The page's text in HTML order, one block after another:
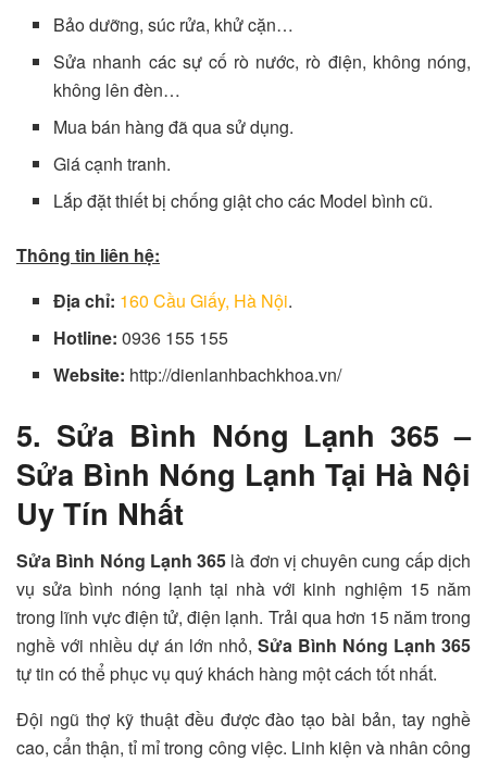
Bảo dưỡng, súc rửa, khử cặn…
Sửa nhanh các sự cố rò nước, rò điện, không nóng,
không lên đèn…
Mua bán hàng đã qua sử dụng.
Giá cạnh tranh.
Lắp đặt thiết bị chống giật cho các Model bình cũ.
Thông tin liên hệ:
Địa chỉ: 160 Cầu Giấy, Hà Nội.
Hotline: 0936 155 155
Website: http://dienlanhbachkhoa.vn/
5. Sửa Bình Nóng Lạnh 365 –
Sửa Bình Nóng Lạnh Tại Hà Nội
Uy Tín Nhất
Sửa Bình Nóng Lạnh 365 là đơn vị chuyên cung cấp dịch
vụ sửa bình nóng lạnh tại nhà với kinh nghiệm 15 năm
trong lĩnh vực điện tử, điện lạnh. Trải qua hơn 15 năm trong
nghề với nhiều dự án lớn nhỏ, Sửa Bình Nóng Lạnh 365
tự tin có thể phục vụ quý khách hàng một cách tốt nhất.
Đội ngũ thợ kỹ thuật đều được đào tạo bài bản, tay nghề
cao, cẩn thận, tỉ mỉ trong công việc. Linh kiện và nhân công